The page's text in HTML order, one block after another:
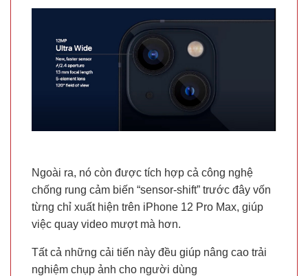
Ngoài ra, nó còn được tích hợp cả công nghệ
chống rung cảm biến “sensor-shift” trước đây vốn
từng chỉ xuất hiện trên iPhone 12 Pro Max, giúp
việc quay video mượt mà hơn.
Tất cả những cải tiến này đều giúp nâng cao trải
nghiệm chụp ảnh cho người dùng